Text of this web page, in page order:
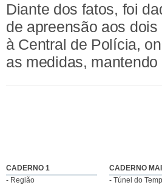
Diante dos fatos, foi
de apreensão aos
à Central de Polícia,
as medidas,
CADERNO 1
- Região
CADERNO
- Túnel do